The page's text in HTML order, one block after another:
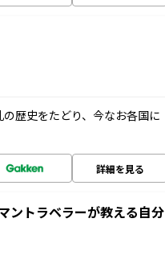
歴史をたどり、今なお各国に
詳細を見る
ントラベラーが教える自分